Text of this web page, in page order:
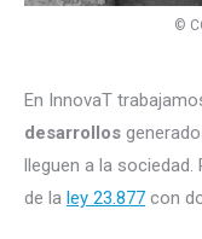
©
En InnovaT
desarrollos
lleguen a la
de la ley 23.877 con